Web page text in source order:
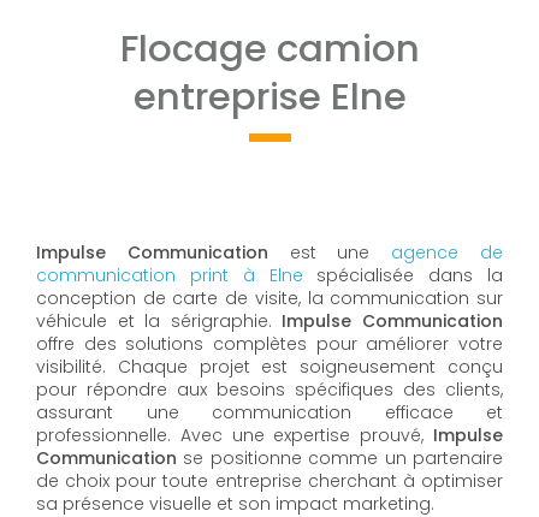
Flocage camion
entreprise Elne
Impulse Communication est une agence de
communication print à Elne spécialisée dans la
conception de carte de visite, la communication sur
véhicule et la sérigraphie. Impulse Communication
offre des solutions complètes pour améliorer votre
visibilité. Chaque projet est soigneusement conçu
pour répondre aux besoins spécifiques des clients,
assurant une communication efficace et
professionnelle. Avec une expertise prouvé, Impulse
Communication se positionne comme un partenaire
de choix pour toute entreprise cherchant à optimiser
sa présence visuelle et son impact marketing.